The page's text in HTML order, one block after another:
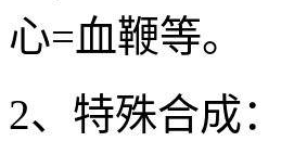
心=血鞭等。
2、特殊合成：